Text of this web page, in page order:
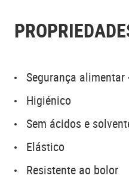
Segurança alimentar
Higiénico
Sem ácidos e
Elástico
Resistente ao bolor